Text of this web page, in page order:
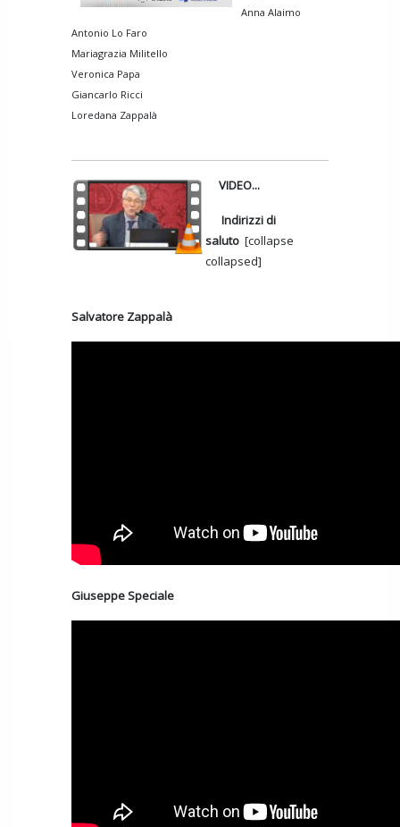
Anna Alaimo
Antonio Lo Faro
Mariagrazia Militello
Veronica Papa
Giancarlo Ricci
Loredana Zappalà
VIDEO...
Indirizzi di
saluto [collapse
collapsed]
Salvatore Zappalà
Giuseppe Speciale